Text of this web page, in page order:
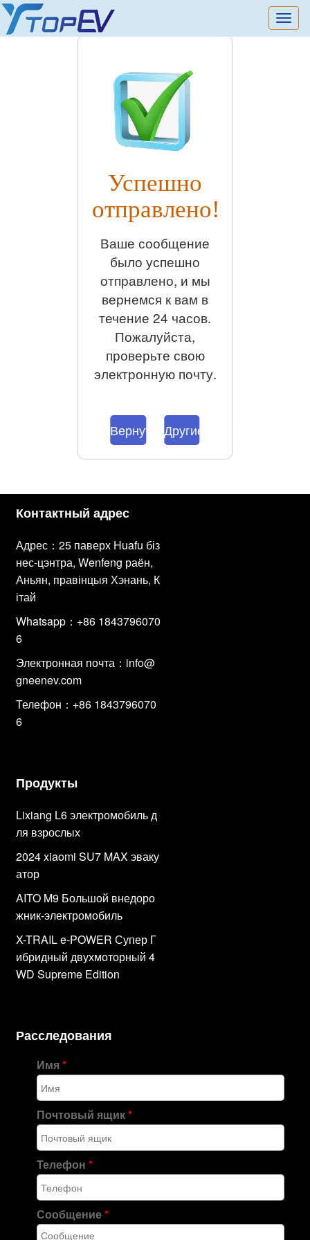
切
换
Успешно
отправлено!
Ваше сообщение
было успешно
отправлено, и мы
вернемся к вам в
течение 24 часов.
Пожалуйста,
проверьте свою
электронную почту.
Вернуться домойДругие продукты
Контактный адрес
Адрес：25 паверх Huafu біз
нес-цэнтра, Wenfeng раён,
Аньян, правінцыя Хэнань, К
ітай
Whatsapp：+86 1843796070
6
Электронная почта： info@
gneenev.com
Телефон：+86 1843796070
6
Продукты
Lixiang L6 электромобиль д
ля взрослых
2024 xiaomi SU7 MAX эваку
атор
AITO M9 Большой внедоро
жник-электромобиль
X-TRAIL e-POWER Супер Г
ибридный двухмоторный 4
WD Supreme Edition
Расследования
Имя*
Почтовый ящик*
Телефон*
Сообщение*